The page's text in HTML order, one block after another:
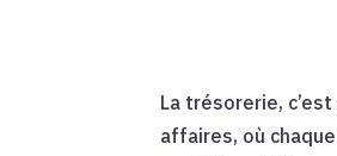
La trésorerie,
affaires, où